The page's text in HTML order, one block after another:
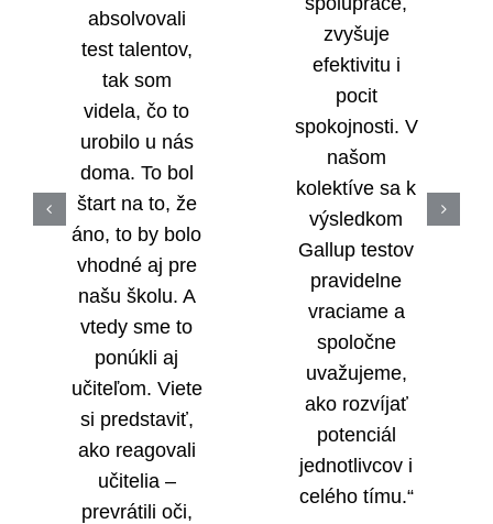
absolvovali
test talentov,
tak som
videla, čo to
urobilo u nás
doma. To bol
štart na to, že
áno, to by bolo
vhodné aj pre
našu školu. A
vtedy sme to
ponúkli aj
učiteľom. Viete
si predstaviť,
ako reagovali
učitelia –
prevrátili oči,
zvyšuje
efektivitu i
pocit
spokojnosti. V
našom
kolektíve sa k
výsledkom
Gallup testov
pravidelne
vraciame a
spoločne
uvažujeme,
ako rozvíjať
potenciál
jednotlivcov i
celého tímu.“